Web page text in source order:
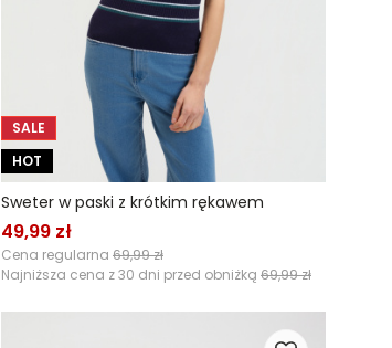
SALE
HOT
Sweter w paski z krótkim rękawem
49,99 zł
Cena regularna 69,99 zł
Najniższa cena z 30 dni przed obniżką 69,99 zł